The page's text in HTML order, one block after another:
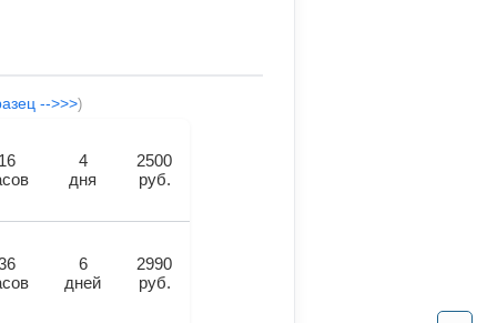
-->>>)
16
4
дня
2500
руб.
6
дней
2990
руб.